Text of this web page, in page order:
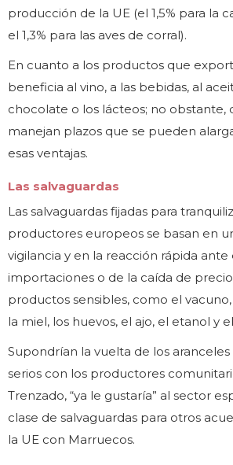
producción de la UE (el 1,5% para la
el 1,3% para las aves de corral).
En cuanto a los productos que
beneficia al vino, a las bebidas, al
chocolate o los lácteos; no obstante,
manejan plazos que se pueden
esas ventajas.
Las salvaguardas
Las salvaguardas fijadas para
productores europeos se basan en
vigilancia y en la reacción rápida
importaciones o de la caída de
productos sensibles, como el vacuno,
la miel, los huevos, el ajo, el etanol y
Supondrían la vuelta de los
serios con los productores
Trenzado, “ya le gustaría” al sector
clase de salvaguardas para otros
la UE con Marruecos.